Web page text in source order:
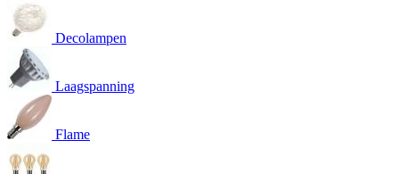
Decolampen
Laagspanning
Flame